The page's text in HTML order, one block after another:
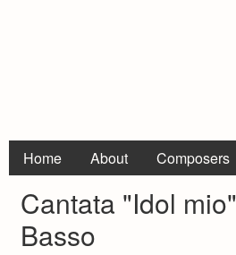
Home About Composers
Cantata "Idol
Basso